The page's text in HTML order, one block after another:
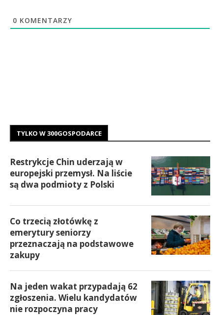
0 KOMENTARZY
TYLKO W 300GOSPODARCE
Restrykcje Chin uderzają w
europejski przemysł. Na liście
są dwa podmioty z Polski
Co trzecią złotówkę z
emerytury seniorzy
przeznaczają na podstawowe
zakupy
Na jeden wakat przypadają 62
zgłoszenia. Wielu kandydatów
nie rozpoczyna pracy